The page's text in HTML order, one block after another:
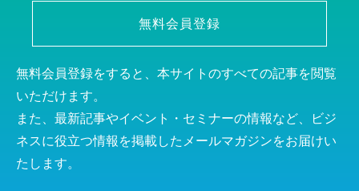
無料会員登録
無料会員登録をすると、本サイトのすべての記事を閲覧
いただけます。
また、最新記事やイベント・セミナーの情報など、ビジ
ネスに役立つ情報を掲載したメールマガジンをお届けい
たします。